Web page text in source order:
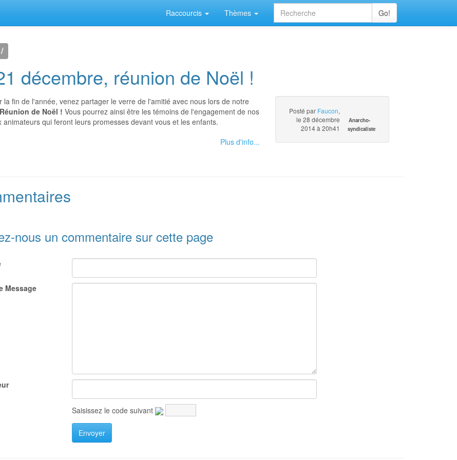
Go!
Raccourcis Thèmes
décembre, réunion de Noël !
Anarcho-
syndicaliste
Posté par Faucon,
le 28 décembre
2014 à 20h41
la fin de l'année, venez partager le verre de l'amitié avec nous lors de notre
Réunion de Noël ! Vous pourrez ainsi être les témoins de l'engagement de nos
animateurs qui feront leurs promesses devant vous et les enfants.
Plus d'info...
nous un commentaire sur cette page
Message
Saisissez le code suivant